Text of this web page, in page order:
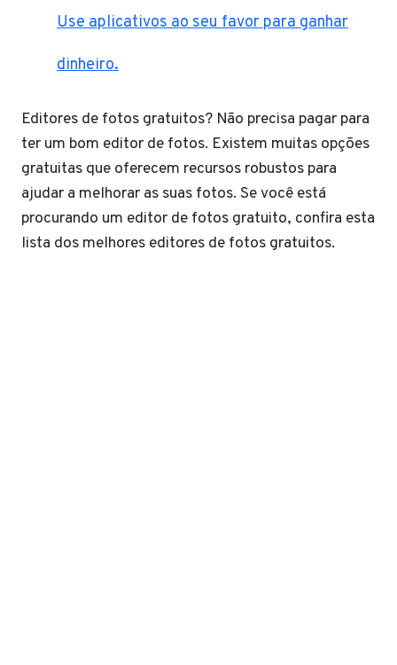
Use aplicativos ao seu favor para ganhar
dinheiro.
Editores de fotos gratuitos? Não precisa pagar para
ter um bom editor de fotos. Existem muitas opções
gratuitas que oferecem recursos robustos para
ajudar a melhorar as suas fotos. Se você está
procurando um editor de fotos gratuito, confira esta
lista dos melhores editores de fotos gratuitos.